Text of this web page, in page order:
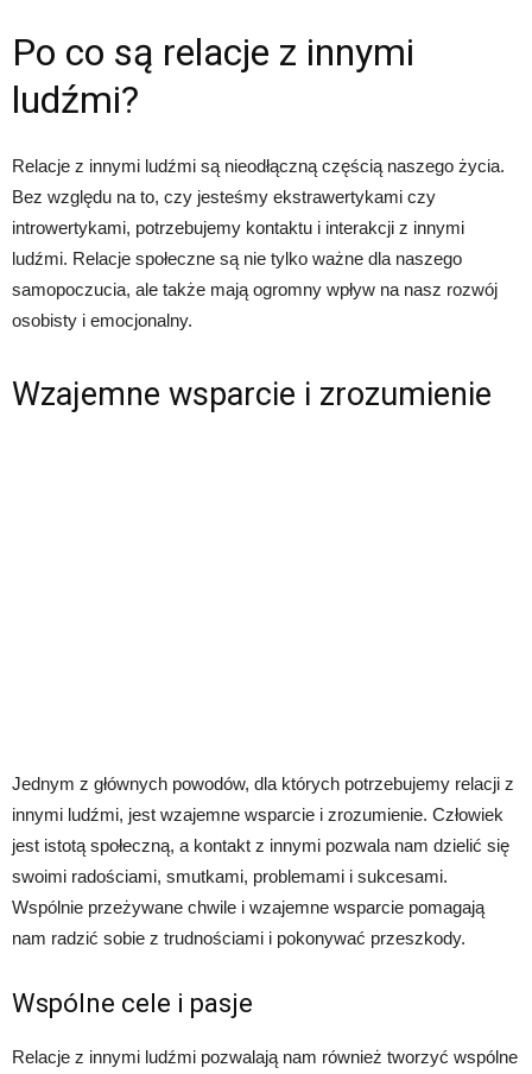
Po co są relacje z innymi
ludźmi?
Relacje z innymi ludźmi są nieodłączną częścią naszego życia.
Bez względu na to, czy jesteśmy ekstrawertykami czy
introwertykami, potrzebujemy kontaktu i interakcji z innymi
ludźmi. Relacje społeczne są nie tylko ważne dla naszego
samopoczucia, ale także mają ogromny wpływ na nasz rozwój
osobisty i emocjonalny.
Wzajemne wsparcie i zrozumienie
Jednym z głównych powodów, dla których potrzebujemy relacji z
innymi ludźmi, jest wzajemne wsparcie i zrozumienie. Człowiek
jest istotą społeczną, a kontakt z innymi pozwala nam dzielić się
swoimi radościami, smutkami, problemami i sukcesami.
Wspólnie przeżywane chwile i wzajemne wsparcie pomagają
nam radzić sobie z trudnościami i pokonywać przeszkody.
Wspólne cele i pasje
Relacje z innymi ludźmi pozwalają nam również tworzyć wspólne